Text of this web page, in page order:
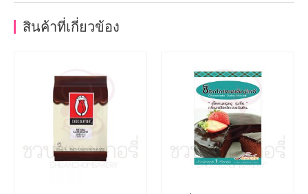
สินค้าที่เกี่ยวข้อง